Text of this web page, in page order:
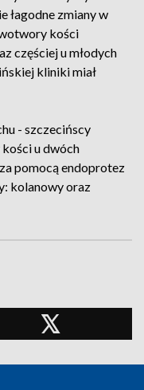
łagodne zmiany w
kości
częściej u młodych
kliniki miał
- szczecińscy
u dwóch
pomocą endoprotez
kolanowy oraz